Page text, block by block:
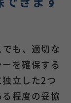
も、適切な
を確保する
立した2つ
程度の妥協